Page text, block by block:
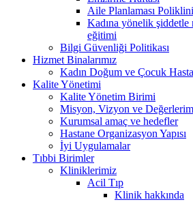
Aile Planlaması
Kadına yönelik şiddetle
eğitimi
Bilgi Güvenliği Politikası
Hizmet Binalarımız
Kadın Doğum ve Çocuk
Kalite Yönetimi
Kalite Yönetim Birimi
Misyon, Vizyon ve
Kurumsal amaç ve hedefler
Hastane Organizasyon Yapısı
İyi Uygulamalar
Tıbbi Birimler
Kliniklerimiz
Acil Tıp
Klinik hakkında